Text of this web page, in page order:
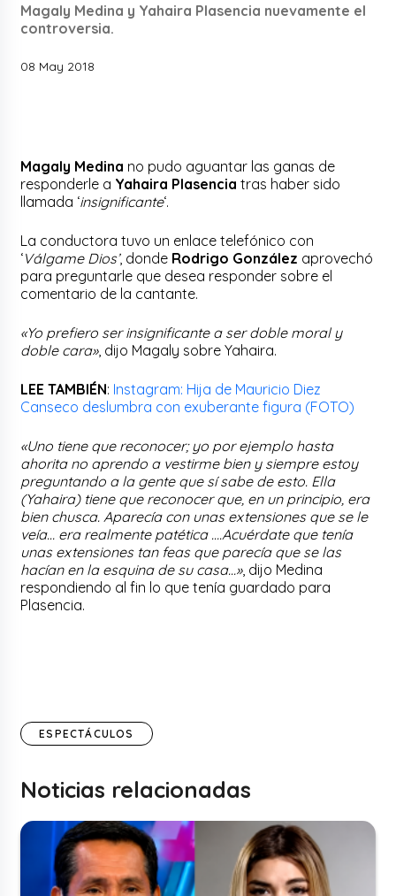
Magaly Medina y Yahaira Plasencia nuevamente el
controversia.
08 May 2018
Magaly Medina no pudo aguantar las ganas de
responderle a Yahaira Plasencia tras haber sido
llamada ‘insignificante‘.
La conductora tuvo un enlace telefónico con
‘Válgame Dios’, donde Rodrigo González aprovechó
para preguntarle que desea responder sobre el
comentario de la cantante.
«Yo prefiero ser insignificante a ser doble moral y
doble cara», dijo Magaly sobre Yahaira.
LEE TAMBIÉN: Instagram: Hija de Mauricio Diez
Canseco deslumbra con exuberante figura (FOTO)
«Uno tiene que reconocer; yo por ejemplo hasta
ahorita no aprendo a vestirme bien y siempre estoy
preguntando a la gente que sí sabe de esto. Ella
(Yahaira) tiene que reconocer que, en un principio, era
bien chusca. Aparecía con unas extensiones que se le
veía… era realmente patética ….Acuérdate que tenía
unas extensiones tan feas que parecía que se las
hacían en la esquina de su casa…», dijo Medina
respondiendo al fin lo que tenía guardado para
Plasencia.
ESPECTÁCULOS
Noticias relacionadas